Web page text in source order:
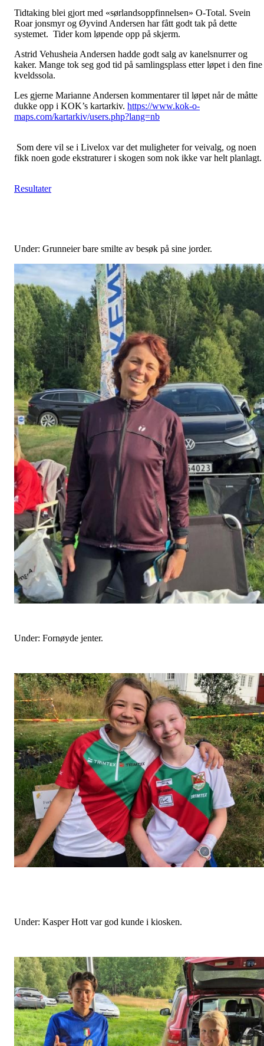
Tidtaking blei gjort med «sørlandsoppfinnelsen» O-Total. Svein
Roar jonsmyr og Øyvind Andersen har fått godt tak på dette
systemet. Tider kom løpende opp på skjerm.
Astrid Vehusheia Andersen hadde godt salg av kanelsnurrer og
kaker. Mange tok seg god tid på samlingsplass etter løpet i den fine
kveldssola.
Les gjerne Marianne Andersen kommentarer til løpet når de måtte
dukke opp i KOK’s kartarkiv. https://www.kok-o-
maps.com/kartarkiv/users.php?lang=nb
Som dere vil se i Livelox var det muligheter for veivalg, og noen
fikk noen gode ekstraturer i skogen som nok ikke var helt planlagt.
Resultater
Under: Grunneier bare smilte av besøk på sine jorder.
Under: Fornøyde jenter.
Under: Kasper Hott var god kunde i kiosken.